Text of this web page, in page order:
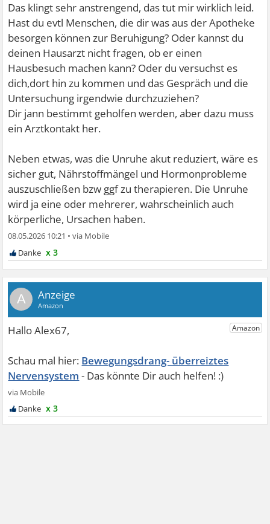
Das klingt sehr anstrengend, das tut mir wirklich leid.
Hast du evtl Menschen, die dir was aus der Apotheke
besorgen können zur Beruhigung? Oder kannst du
deinen Hausarzt nicht fragen, ob er einen
Hausbesuch machen kann? Oder du versuchst es
dich,dort hin zu kommen und das Gespräch und die
Untersuchung irgendwie durchzuziehen?
Dir jann bestimmt geholfen werden, aber dazu muss
ein Arztkontakt her.
Neben etwas, was die Unruhe akut reduziert, wäre es
sicher gut, Nährstoffmängel und Hormonprobleme
auszuschließen bzw ggf zu therapieren. Die Unruhe
wird ja eine oder mehrerer, wahrscheinlich auch
körperliche, Ursachen haben.
08.05.2026 10:21 •
x 3
A
Bewegungsdrang- überreiztes
Nervensystem
x 3